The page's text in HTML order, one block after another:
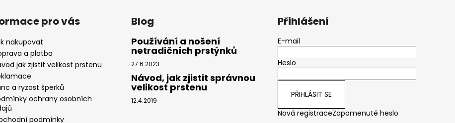
pro vás
nakupovat
a platba
jak zjistit velikost prstenu
a ryzost šperků
ochrany osobních
podmínky
Blog
Používání a nošení
netradičních prstýnků
27.6.2023
Návod, jak zjistit správnou
velikost prstenu
12.4.2019
Přihlášení
E-mail
Heslo
PŘIHLÁSIT SE
Nová registraceZapomenuté heslo